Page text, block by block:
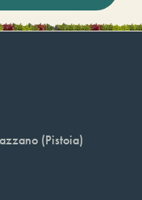
(Pistoia)